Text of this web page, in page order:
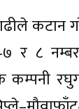
कटान
र ८
कम्पनी